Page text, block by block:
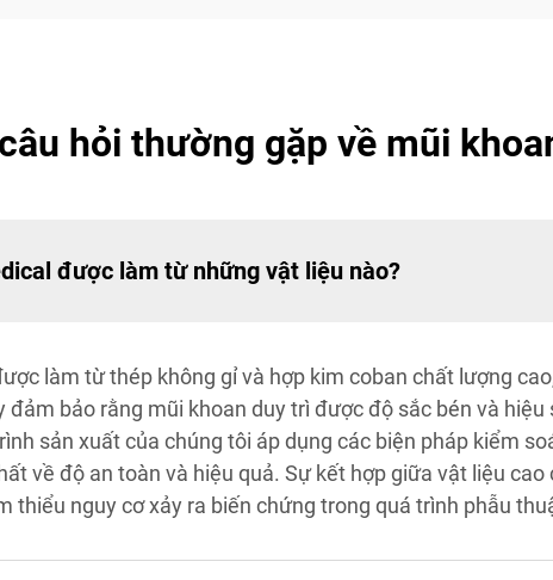
hỏi thường gặp về mũi
được làm từ những vật liệu nào?
làm từ thép không gỉ và hợp kim coban chất lượng
bảo rằng mũi khoan duy trì được độ sắc bén và
sản xuất của chúng tôi áp dụng các biện pháp kiểm
về độ an toàn và hiệu quả. Sự kết hợp giữa vật liệu
thiểu nguy cơ xảy ra biến chứng trong quá trình phẫu